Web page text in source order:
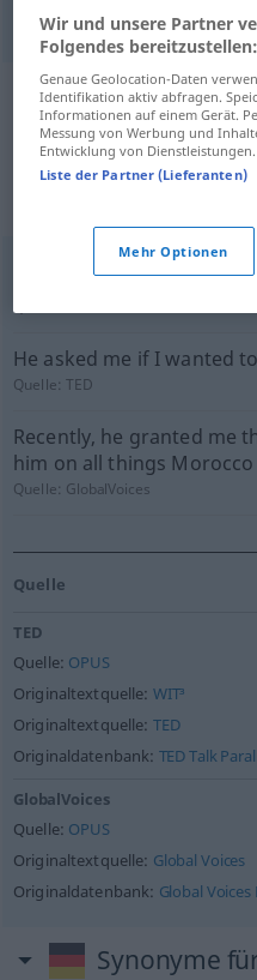
für
(nicht von der
There are many kinds of
Quelle:
He asked me if I wanted
Quelle:TED
Recently, he granted me
him on all things
Quelle: GlobalVoices
Quelle
TED
Quelle: OPUS
Originaltextquelle: WIT³
Originaltextquelle: TED
Originaldatenbank: TED Talk
GlobalVoices
Quelle: OPUS
Originaltextquelle: Global Voices
Originaldatenbank: Global
Synonyme
Wir und unsere Partner
Folgendes bereitzustellen:
Genaue Geolocation-Daten
Identifikation aktiv abfragen.
Informationen auf einem Gerät.
Messung von Werbung und
Entwicklung von Dienstleistungen.
Liste der Partner (Lieferanten)
Mehr Optionen